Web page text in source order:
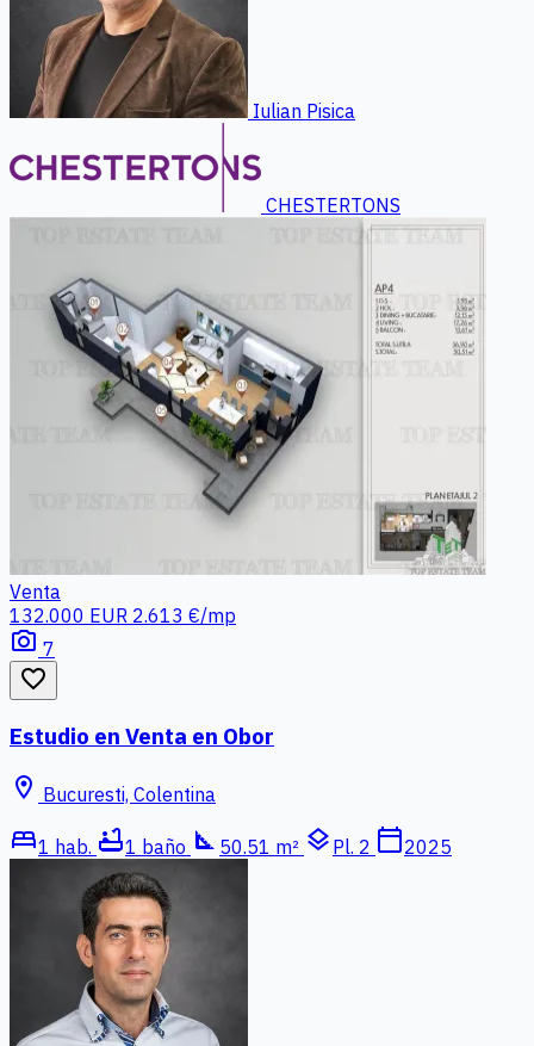
Iulian Pisica
CHESTERTONS
Venta
132.000 EUR 2.613 €/mp
photo_camera 7
favorite_border
Estudio en Venta en Obor
location_on Bucuresti, Colentina
bed1 hab. bathtub1 baño square_foot 50.51 m² layers Pl. 2 calendar_today2025